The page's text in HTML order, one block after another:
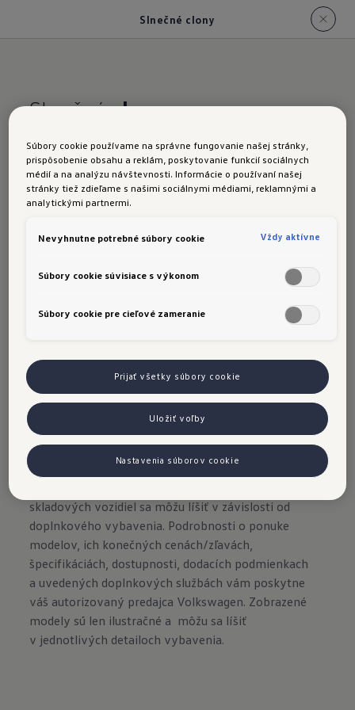
Slnečné clony
Slnečnéclony
dokáže chrániť interiér vozidla pred priamym
slnečným žiarením bez toho, aby to ohrozilo
výhľad vodiča alebo bezpečnosť cestnej
overte dostupnosť u svojho partnera
Importér si vyhradzuje právo zmeny obsahu a cien.
Všetky uvedené ceny/zľavy sú odporúčané
maloobchodné ceny/zľavy v € s DPH a majú len
skladových vozidiel sa môžu líšiť v závislosti od
doplnkového vybavenia. Podrobnosti o ponuke
modelov, ich konečných cenách/zľavách,
špecifikáciách, dostupnosti, dodacích podmienkach
a uvedených doplnkových službách vám poskytne
váš autorizovaný predajca Volkswagen. Zobrazené
modely sú len ilustračné a môžu sa líšiť
v jednotlivých detailoch vybavenia.
Súbory cookie používame na správne fungovanie našej stránky,
prispôsobenie obsahu a reklám, poskytovanie funkcií sociálnych
médií a na analýzu návštevnosti. Informácie o používaní našej
stránky tiež zdieľame s našimi sociálnymi médiami, reklamnými a
analytickými partnermi.
Nevyhnutne potrebné súbory cookie Vždy aktívne
Súbory cookie súvisiace s výkonom
Súbory cookie pre cieľové zameranie
Prijať všetky súbory cookie
Uložiť voľby
Nastavenia súborov cookie